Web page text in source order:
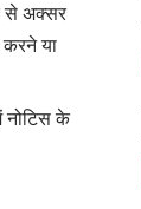
से अक्सर
करने या
नोटिस के